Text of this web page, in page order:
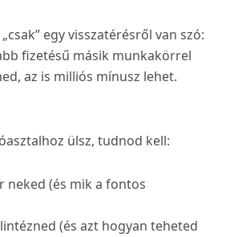
egy visszatérésről van szó:
fizetésű másik munkakörrel
az is milliós mínusz lehet.
ülsz, tudnod kell:
neked (és mik a fontos
(és azt hogyan teheted